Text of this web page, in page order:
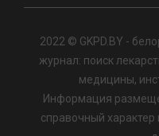
2022 © GKPD.BY -
журнал: поиск
медицины,
Информация
справочный характер